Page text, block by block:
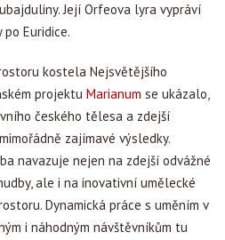
Její Orfeova lyra vypráví
Euridice.
kostela Nejsvětějšího
projektu Marianum se ukázalo,
českého tělesa a zdejší
zajímavé výsledky.
navazuje nejen na zdejší odvážné
ale i na inovativní umělecké
Dynamická práce s uměním v
i náhodným návštěvníkům tu